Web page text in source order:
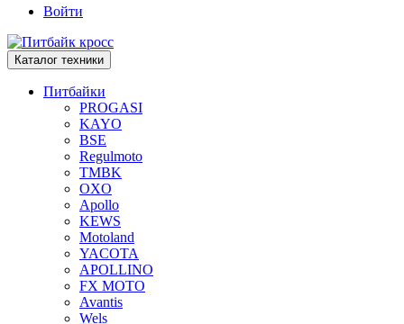
Войти
Каталог техники
Питбайки
PROGASI
KAYO
BSE
Regulmoto
TMBK
OXO
Apollo
KEWS
Motoland
YACOTA
APOLLINO
FX MOTO
Avantis
Wels